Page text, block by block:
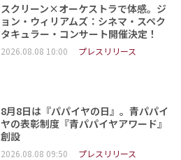
スクリーン×オーケストラで体感。ジ
ョン・ウィリアムズ：シネマ・スペク
タキュラー・コンサート開催決定！
2026.08.08 10:00 プレスリリース
8月8日は『パパイヤの日』。青パパイ
ヤの表彰制度『青パパイヤアワード』
創設
2026.08.08 09:50 プレスリリース